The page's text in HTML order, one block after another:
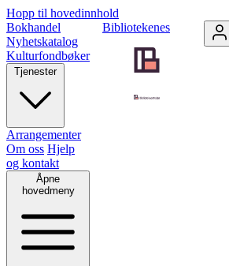
Hopp til hovedinnhold
Bibliotekenes
Bokhandel
Nyhetskatalog
Kulturfondbøker
Tjenester
Arrangementer
Om oss Hjelp
og kontakt
Åpne
hovedmeny